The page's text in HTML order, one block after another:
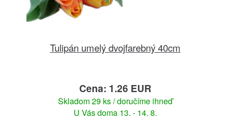
Tulipán umelý dvojfarebný 40cm
Cena: 1.26 EUR
Skladom 29 ks / doručíme ihneď
U Vás doma 13. - 14. 8.